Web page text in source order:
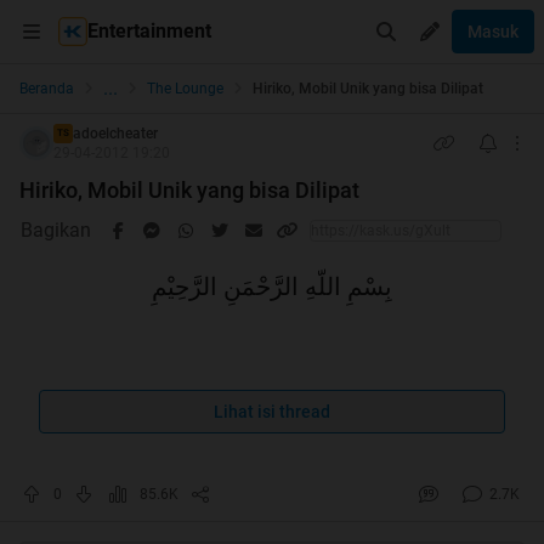
Entertainment Masuk
Beranda ... The Lounge Hiriko, Mobil Unik yang bisa Dilipat
TS adoelcheater
Hiriko, Mobil Unik yang bisa Dilipat
Bagikan
بِسْمِ اللّهِ الرَّحْمَنِ الرَّحِيْمِ
SpoilerforNo Repost:
Quote:
Lihat isi thread
85.6K 2.7K